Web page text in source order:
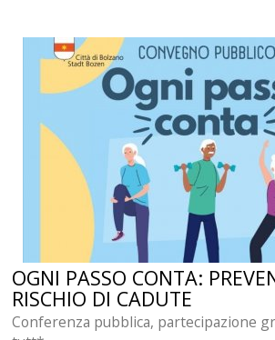
OGNI PASSO CONTA:
RISCHIO DI CADUTE
Conferenza pubblica, partecipazione